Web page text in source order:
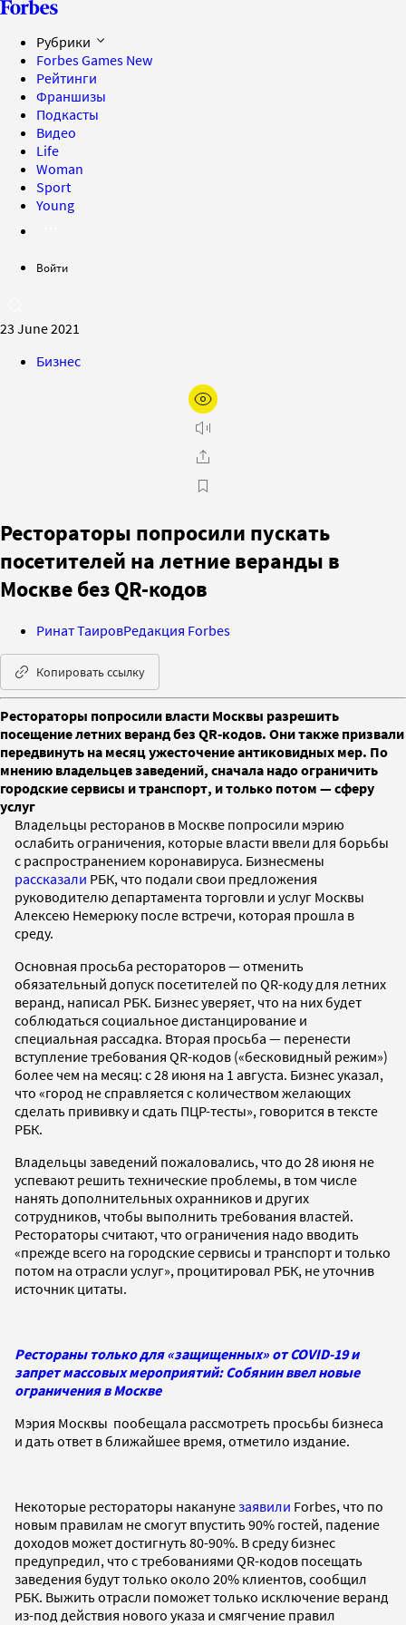
Рубрики
Forbes Games New
Рейтинги
Франшизы
Подкасты
Видео
Life
Woman
Sport
Young
Войти
23 June 2021
Бизнес
Рестораторы попросили пускать
посетителей на летние веранды в
Москве без QR-кодов
Ринат ТаировРедакция Forbes
Копировать ссылку
Рестораторы попросили власти Москвы разрешить
посещение летних веранд без QR-кодов. Они также призвали
передвинуть на месяц ужесточение антиковидных мер. По
мнению владельцев заведений, сначала надо ограничить
городские сервисы и транспорт, и только потом — сферу
услуг
Владельцы ресторанов в Москве попросили мэрию
ослабить ограничения, которые власти ввели для борьбы
с распространением коронавируса. Бизнесмены
рассказали РБК, что подали свои предложения
руководителю департамента торговли и услуг Москвы
Алексею Немерюку после встречи, которая прошла в
среду.
Основная просьба рестораторов — отменить
обязательный допуск посетителей по QR-коду для летних
веранд, написал РБК. Бизнес уверяет, что на них будет
соблюдаться социальное дистанцирование и
специальная рассадка. Вторая просьба — перенести
вступление требования QR-кодов («бесковидный режим»)
более чем на месяц: с 28 июня на 1 августа. Бизнес указал,
что «город не справляется с количеством желающих
сделать прививку и сдать ПЦР-тесты», говорится в тексте
РБК.
Владельцы заведений пожаловались, что до 28 июня не
успевают решить технические проблемы, в том числе
нанять дополнительных охранников и других
сотрудников, чтобы выполнить требования властей.
Рестораторы считают, что ограничения надо вводить
«прежде всего на городские сервисы и транспорт и только
потом на отрасли услуг», процитировал РБК, не уточнив
источник цитаты.
Рестораны только для «защищенных» от COVID-19 и
запрет массовых мероприятий: Собянин ввел новые
ограничения в Москве
Мэрия Москвы пообещала рассмотреть просьбы бизнеса
и дать ответ в ближайшее время, отметило издание.
Некоторые рестораторы наканунезаявили Forbes, что по
новым правилам не смогут впустить 90% гостей, падение
доходов может достигнуть 80-90%. В среду бизнес
предупредил, что с требованиями QR-кодов посещать
заведения будут только около 20% клиентов, сообщил
РБК. Выжить отрасли поможет только исключение веранд
из-под действия нового указа и смягчение правил